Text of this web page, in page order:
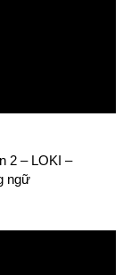
2 – LOKI –
ngữ